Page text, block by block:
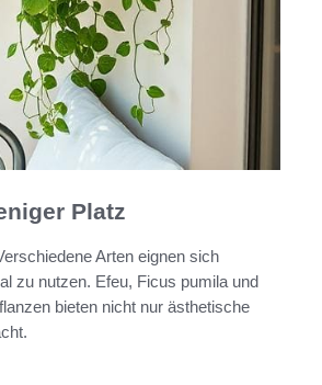
Platz
Arten eignen sich
zu nutzen. Efeu, Ficus pumila und
bieten nicht nur ästhetische